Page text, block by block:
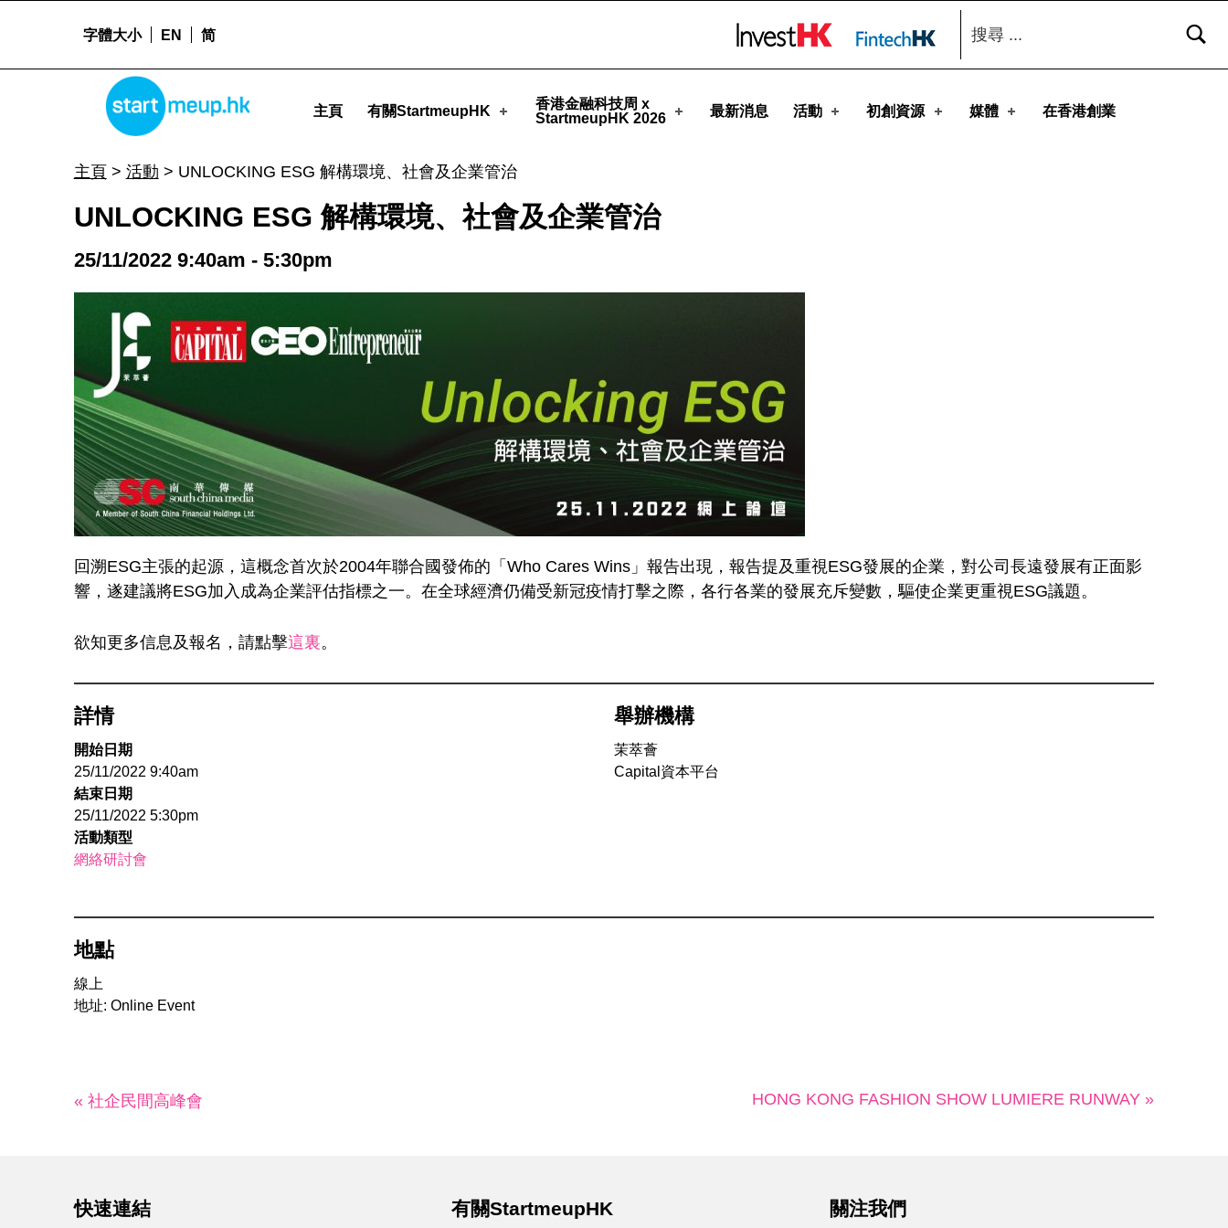
STARTMEUPHK
主頁 有關StartmeupHK
香港金融科技周 x
StartmeupHK 2026
最新消息 活動 初創資源 媒體 在香港創業
字體大小 EN 简
搜尋：
主頁> 活動 > UNLOCKING ESG 解構環境、社會及企業管治
UNLOCKING ESG 解構環境、社會及企業管治
25/11/2022 9:40am - 5:30pm
回溯ESG主張的起源，這概念首次於2004年聯合國發佈的「Who Cares Wins」報告出現，報告提及重視ESG發展的企業，對公司長遠發展有正面影
響，遂建議將ESG加入成為企業評估指標之一。在全球經濟仍備受新冠疫情打擊之際，各行各業的發展充斥變數，驅使企業更重視ESG議題。
欲知更多信息及報名，請點擊這裏。
詳情
開始日期
25/11/2022 9:40am
結束日期
25/11/2022 5:30pm
活動類型
網絡研討會
舉辦機構
茉萃薈
Capital資本平台
地點
線上
地址: Online Event
« 社企民間高峰會 HONG KONG FASHION SHOW LUMIERE RUNWAY »
快速連結 有關StartmeupHK 關注我們